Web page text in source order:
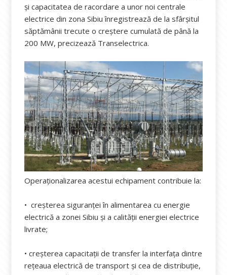
și capacitatea de racordare a unor noi centrale
electrice din zona Sibiu înregistrează de la sfârșitul
săptămânii trecute o creștere cumulată de până la
200 MW, precizează Transelectrica.
Operaționalizarea acestui echipament contribuie la:
• creșterea siguranței în alimentarea cu energie
electrică a zonei Sibiu și a calității energiei electrice
livrate;
• creșterea capacitații de transfer la interfața dintre
rețeaua electrică de transport și cea de distribuție,